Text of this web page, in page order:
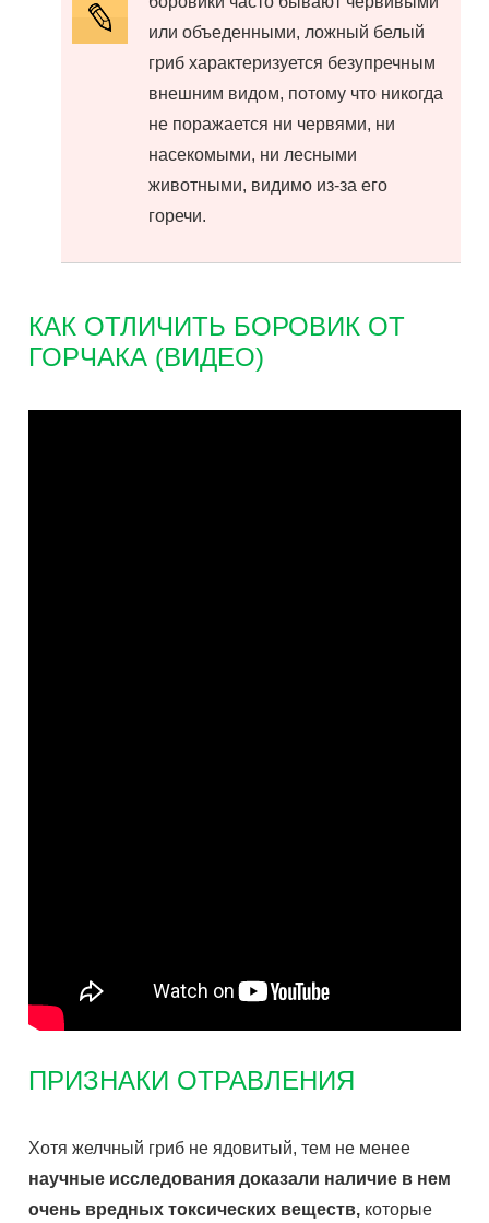
или объеденными, ложный белый
гриб характеризуется безупречным
внешним видом, потому что никогда
не поражается ни червями, ни
насекомыми, ни лесными
животными, видимо из-за его
горечи.
КАК ОТЛИЧИТЬ БОРОВИК ОТ
ГОРЧАКА (ВИДЕО)
ПРИЗНАКИ ОТРАВЛЕНИЯ
Хотя желчный гриб не ядовитый, тем не менее
научные исследования доказали наличие в нем
очень вредных токсических веществ, которые